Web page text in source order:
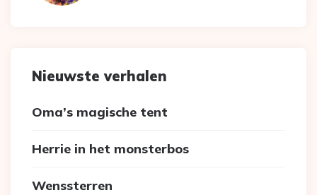
Nieuwste verhalen
Oma’s magische tent
Herrie in het monsterbos
Wenssterren